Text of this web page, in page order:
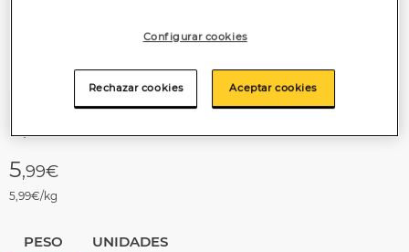
Información importante sobre la preparación del
5,99€
5,99€/kg
PESO UNIDADES
Configurar cookies
Rechazar cookies Aceptar cookies